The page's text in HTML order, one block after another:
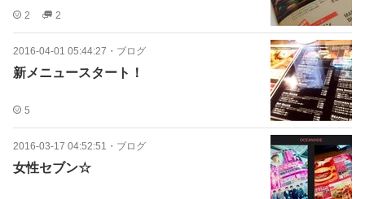
2 2
2016-04-01 05:44:27 ・ ブログ
新メニュースタート！
5
2016-03-17 04:52:51 ・ ブログ
女性セブン☆